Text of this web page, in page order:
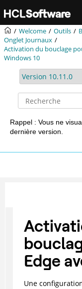
Aller au contenu
Welcome Outils
Onglet Journaux
Activation du bouclage
Windows 10
Rappel : Vous ne
dernière version.
Edge
Une